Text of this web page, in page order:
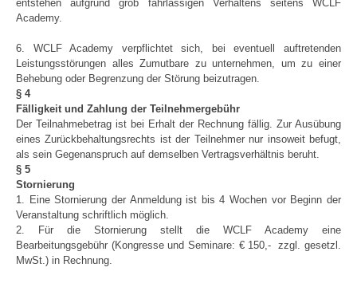
entstehen aufgrund grob fahrlässigen Verhaltens seitens WCLF
Academy.
6. WCLF Academy verpflichtet sich, bei eventuell auftretenden
Leistungsstörungen alles Zumutbare zu unternehmen, um zu einer
Behebung oder Begrenzung der Störung beizutragen.
§ 4
Fälligkeit und Zahlung der Teilnehmergebühr
Der Teilnahmebetrag ist bei Erhalt der Rechnung fällig. Zur Ausübung
eines Zurückbehaltungsrechts ist der Teilnehmer nur insoweit befugt,
als sein Gegenanspruch auf demselben Vertragsverhältnis beruht.
§ 5
Stornierung
1. Eine Stornierung der Anmeldung ist bis 4 Wochen vor Beginn der
Veranstaltung schriftlich möglich.
2. Für die Stornierung stellt die WCLF Academy eine
Bearbeitungsgebühr (Kongresse und Seminare: € 150,- zzgl. gesetzl.
MwSt.) in Rechnung.